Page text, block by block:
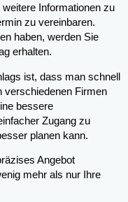
Informationen zu
zu vereinbaren.
haben, werden Sie
erhalten.
ist, dass man schnell
verschiedenen Firmen
bessere
Zugang zu
planen kann.
Angebot
mehr als nur Ihre